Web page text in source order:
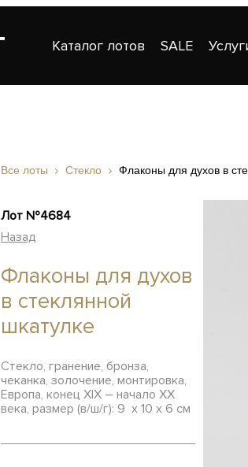
Каталог лотов SALE
Все лоты Стекло Флаконы для духов в
Лот №4684
Назад
Флаконы для духов
в стеклянной
шкатулке
Стекло, гранение, бронза,
чеканка, золочение, монтировка,
Европа, конец XIX – начало XX
века, размер (в/ш/г): 9 х 10 х 6 см